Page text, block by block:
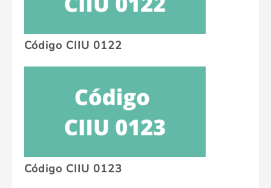
Código CIIU 0122
Código CIIU 0123